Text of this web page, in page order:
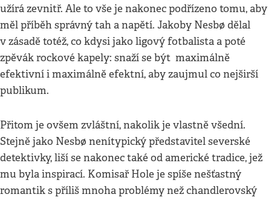
užírá zevnitř. Ale to vše je nakonec podřízeno tomu, aby
měl příběh správný tah a napětí. Jakoby Nesbø dělal
v zásadě totéž, co kdysi jako ligový fotbalista a poté
zpěvák rockové kapely: snaží se být maximálně
efektivní i maximálně efektní, aby zaujmul co nejširší
publikum.
Přitom je ovšem zvláštní, nakolik je vlastně všední.
Stejně jako Nesbø nenítypický představitel severské
detektivky, liší se nakonec také od americké tradice, jež
mu byla inspirací. Komisař Hole je spíše nešťastný
romantik s příliš mnoha problémy než chandlerovský